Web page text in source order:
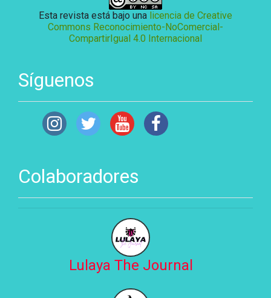
Esta revista está bajo una licencia de Creative
Commons Reconocimiento-NoComercial-
CompartirIgual 4.0 Internacional
Síguenos
Colaboradores
Lulaya The Journal